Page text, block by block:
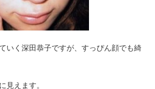
いく深田恭子ですが、すっぴん顔でも綺
見えます。